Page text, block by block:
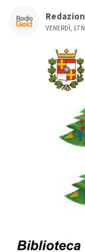
VENERDÌ, 17